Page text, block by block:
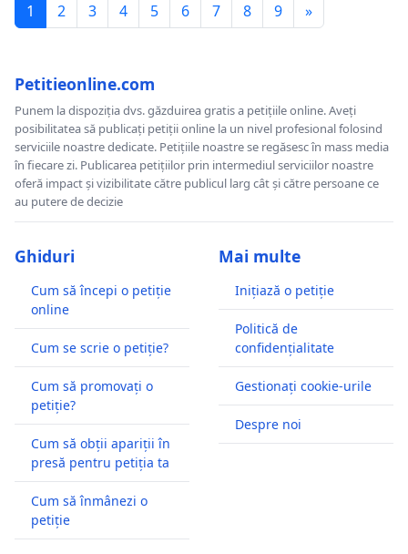
1 2 3 4 5 6 7 8 9 »
Petitieonline.com
Punem la dispoziția dvs. găzduirea gratis a petițiile online. Aveți
posibilitatea să publicați petiții online la un nivel profesional folosind
serviciile noastre dedicate. Petițiile noastre se regăsesc în mass media
în fiecare zi. Publicarea petițiilor prin intermediul serviciilor noastre
oferă impact și vizibilitate către publicul larg cât și către persoane ce
au putere de decizie
Ghiduri
Cum să începi o petiție
online
Cum se scrie o petiție?
Cum să promovați o
petiție?
Cum să obții apariții în
presă pentru petiția ta
Cum să înmânezi o
petiție
Mai multe
Inițiază o petiție
Politică de
confidențialitate
Gestionați cookie-urile
Despre noi